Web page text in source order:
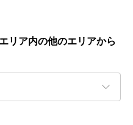
リア内の他のエリアから